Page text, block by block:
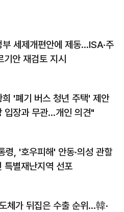
세제개편안에 제동…ISA·주
기안 재검토 지시
'폐기 버스 청년 주택' 제안
입장과 무관…개인 의견"
령, '호우피해' 안동·의성 관할
특별재난지역 선포
체가 뒤집은 수출 순위…韓·